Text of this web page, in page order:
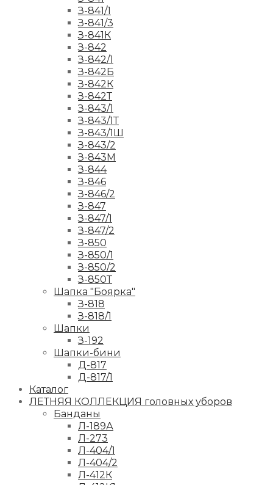
З-841/1
З-841/3
З-841К
З-842
З-842/1
З-842Б
З-842К
З-842Т
З-843/1
З-843/1Т
З-843/1Ш
З-843/2
З-843М
З-844
З-846
З-846/2
З-847
З-847/1
З-847/2
З-850
З-850/1
З-850/2
З-850Т
Шапка "Боярка"
З-818
З-818/1
Шапки
З-192
Шапки-бини
Д-817
Д-817/1
Каталог
ЛЕТНЯЯ КОЛЛЕКЦИЯ головных уборов
Банданы
Л-189А
Л-273
Л-404/1
Л-404/2
Л-412К